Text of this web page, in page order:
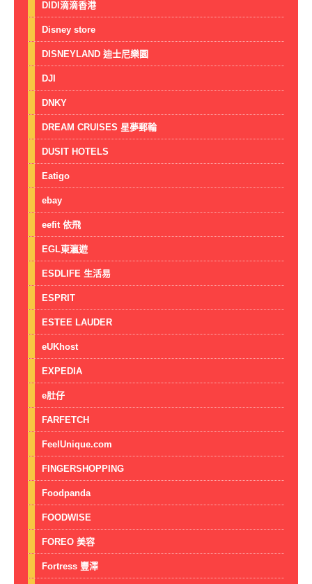
DIDI滴滴香港
Disney store
DISNEYLAND 迪士尼樂園
DJI
DNKY
DREAM CRUISES 星夢郵輪
DUSIT HOTELS
Eatigo
ebay
eefit 依飛
EGL東瀛遊
ESDLIFE 生活易
ESPRIT
ESTEE LAUDER
eUKhost
EXPEDIA
e肚仔
FARFETCH
FeelUnique.com
FINGERSHOPPING
Foodpanda
FOODWISE
FOREO 美容
Fortress 豐澤